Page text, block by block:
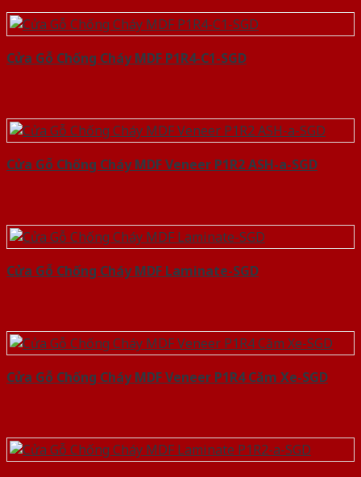
Cửa Gỗ Chống Cháy MDF P1R4-C1-SGD
Cửa Gỗ Chống Cháy MDF Veneer P1R2 ASH-a-SGD
Cửa Gỗ Chống Cháy MDF Laminate-SGD
Cửa Gỗ Chống Cháy MDF Veneer P1R4 Căm Xe-SGD